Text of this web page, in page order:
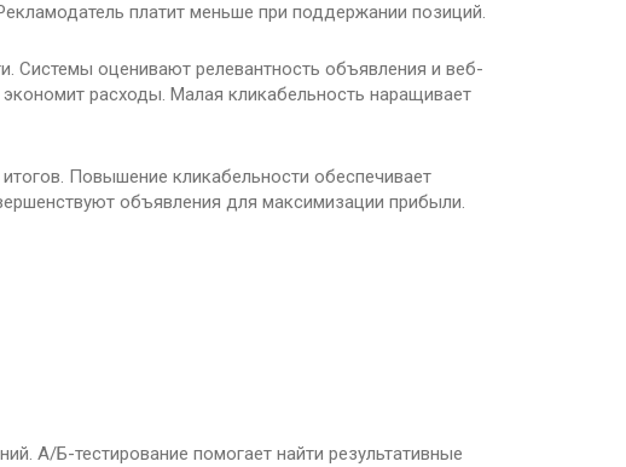
платит меньше при поддержании позиций.
Системы оценивают релевантность объявления и веб-
расходы. Малая кликабельность наращивает
Повышение кликабельности обеспечивает
объявления для максимизации прибыли.
А/Б-тестирование помогает найти результативные